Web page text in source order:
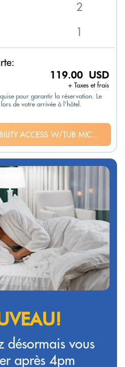
119.00 USD
+ Taxes et frais
pour garantir la réservation. Le
de votre arrivée à l'hôtel.
ACCESS W/TUB MIC...
désormais vous
après 4pm